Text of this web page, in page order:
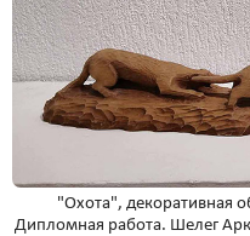
"Охота", декоративная
Дипломная работа. Шелег